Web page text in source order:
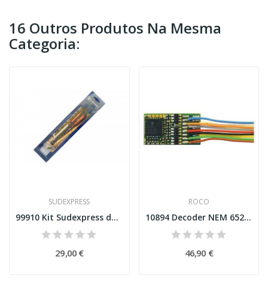
16 Outros Produtos Na Mesma
Categoria:
SUDEXPRESS
99910 Kit Sudexpress de iluminação com decoder...
29,00 €
ROCO
10894 Decoder NEM 652 8 pin
46,90 €